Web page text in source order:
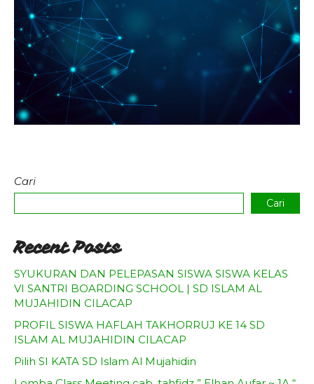
Agenda
Pengumuman
Download
Video
Cari
Cari
Recent Posts
SYUKURAN DAN PELEPASAN SISWA SISWA KELAS
VI SANTRI BOARDING SCHOOL | SD ISLAM AL
MUJAHIDIN CILACAP
PROFIL SISWA HAFLAH TAKHORRUJ KE 14 SD
ISLAM AL MUJAHIDIN CILACAP
Pilih SI KATA SD Islam Al Mujahidin